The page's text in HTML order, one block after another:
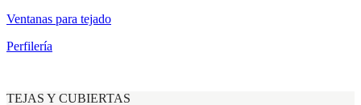
Ventanas para tejado
Perfilería
TEJAS Y CUBIERTAS